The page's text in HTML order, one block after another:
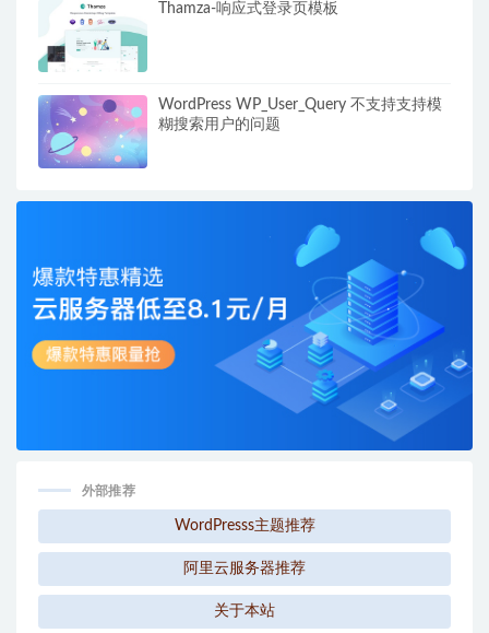
Thamza-响应式登录页模板
WordPress WP_User_Query 不支持支持模
糊搜索用户的问题
外部推荐
WordPresss主题推荐
阿里云服务器推荐
关于本站